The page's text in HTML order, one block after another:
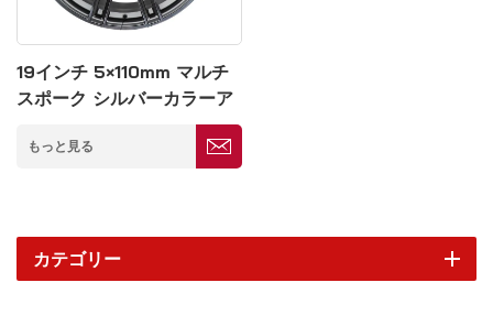
19インチ 5×110mm マルチ
スポーク シルバーカラーア
もっと見る
カテゴリー